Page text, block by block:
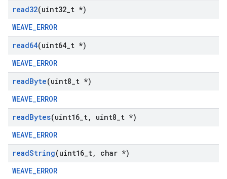
read32(uint32 t *)
WEAVE_ERROR
read64(uint64 t *)
WEAVE_ERROR
readByte(uint8 t *)
WEAVE_ERROR
readBytes(uint16 t, uint8 t *)
WEAVE_ERROR
readString(uint16 t,
char *)
WEAVE_ERROR